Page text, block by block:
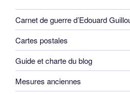
Carnet de guerre d’Edouard
Cartes postales
Guide et charte du blog
Mesures anciennes